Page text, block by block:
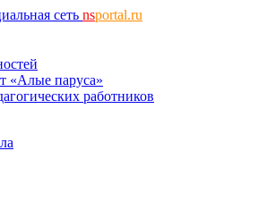
сеть nsportal.ru
«Алые паруса»
работников